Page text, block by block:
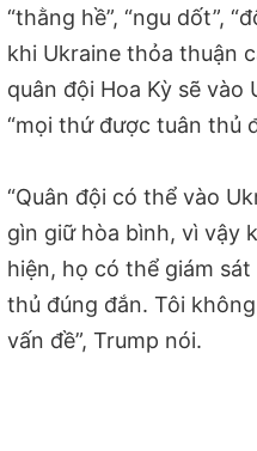
“thằng hề”, “ngu dốt”,
khi Ukraine thỏa thuận
quân đội Hoa Kỳ sẽ vào
“mọi thứ được tuân thủ
“Quân đội có thể vào
gìn giữ hòa bình, vì vậy
hiện, họ có thể giám
thủ đúng đắn. Tôi
vấn đề”, Trump nói.